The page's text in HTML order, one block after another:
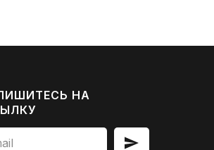
НА